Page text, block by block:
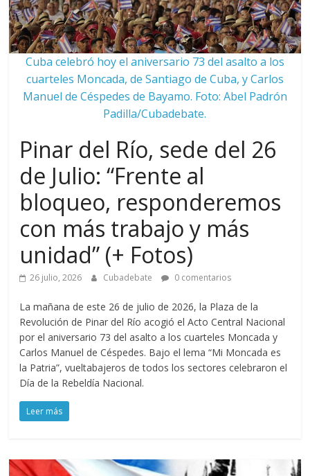
Cuba celebró hoy el aniversario 73 del asalto a los
cuarteles Moncada, de Santiago de Cuba, y Carlos
Manuel de Céspedes de Bayamo. Foto: Abel Padrón
Padilla/Cubadebate.
Pinar del Río, sede del 26
de Julio: “Frente al
bloqueo, responderemos
con más trabajo y más
unidad” (+ Fotos)
26 julio, 2026 Cubadebate 0 comentarios
La mañana de este 26 de julio de 2026, la Plaza de la
Revolución de Pinar del Río acogió el Acto Central Nacional
por el aniversario 73 del asalto a los cuarteles Moncada y
Carlos Manuel de Céspedes. Bajo el lema “Mi Moncada es
la Patria”, vueltabajeros de todos los sectores celebraron el
Día de la Rebeldía Nacional.
Leer más